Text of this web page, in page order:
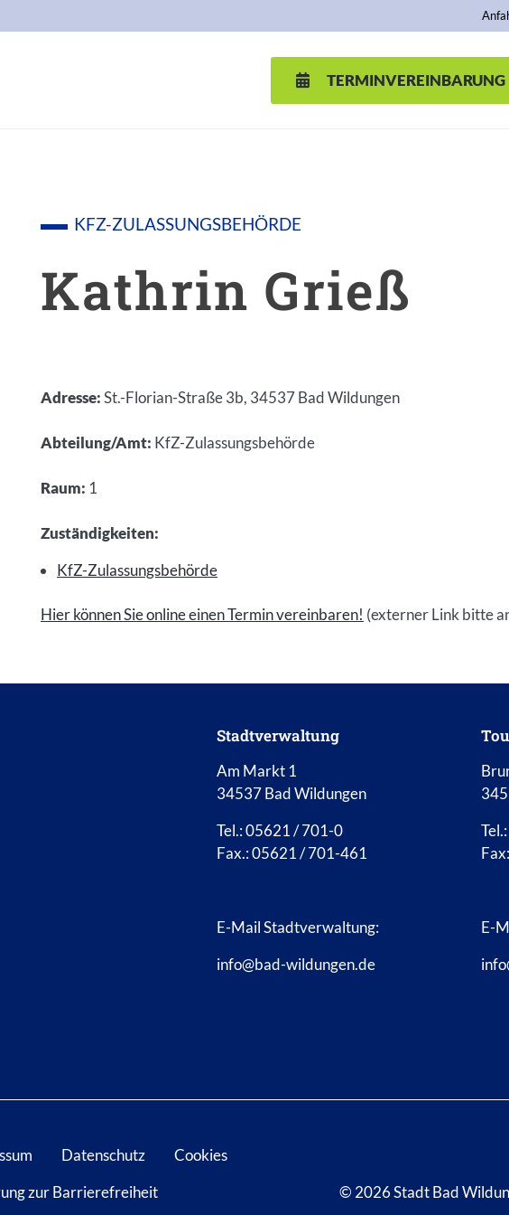
TERMINVEREINBARUNG
VCARD
Kathrin Grieß
KFZ-ZULASSUNGSBEHÖRDE
Adresse:St.-Florian-Straße 3b, 34537 Bad Wildungen
Abteilung/Amt: KfZ-Zulassungsbehörde
Raum: 1
Zuständigkeiten:
KfZ-Zulassungsbehörde
Hier können Sie online einen Termin vereinbaren! (externer Link bitte
Stadtverwaltung
Am Markt 1
34537 Bad Wildungen
Tel.: 05621 / 701-0
Fax.: 05621 / 701-461
E-Mail Stadtverwaltung:
info@bad-wildungen.de
E-
WILDUNGEN
WILDUNGEN
Datenschutz
Cookies
zur Barrierefreiheit
© 2026 Stadt Bad